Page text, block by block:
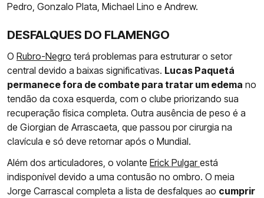
Pedro, Gonzalo Plata, Michael Lino e Andrew.
DESFALQUES DO FLAMENGO
O Rubro-Negro terá problemas para estruturar o setor
central devido a baixas significativas. Lucas Paquetá
permanece fora de combate para tratar um edema no
tendão da coxa esquerda, com o clube priorizando sua
recuperação física completa. Outra ausência de peso é a
de Giorgian de Arrascaeta, que passou por cirurgia na
clavícula e só deve retornar após o Mundial.
Além dos articuladores, o volante Erick Pulgarestá
indisponível devido a uma contusão no ombro. O meia
Jorge Carrascal completa a lista de desfalques ao cumprir